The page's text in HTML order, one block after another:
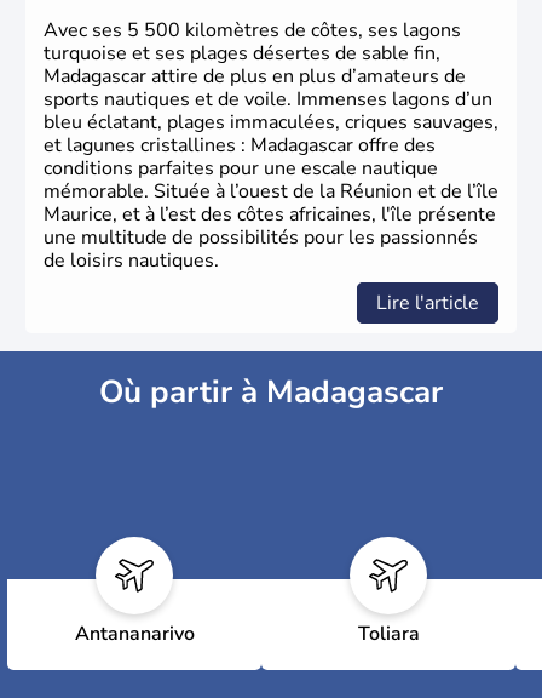
Avec ses 5 500 kilomètres de côtes, ses lagons
turquoise et ses plages désertes de sable fin,
Madagascar attire de plus en plus d’amateurs de
sports nautiques et de voile. Immenses lagons d’un
bleu éclatant, plages immaculées, criques sauvages,
et lagunes cristallines : Madagascar offre des
conditions parfaites pour une escale nautique
mémorable. Située à l’ouest de la Réunion et de l’île
Maurice, et à l’est des côtes africaines, l'île présente
une multitude de possibilités pour les passionnés
de loisirs nautiques.
Lire l'article
Où partir à Madagascar
Antananarivo Toliara